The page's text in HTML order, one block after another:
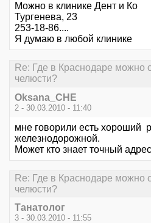
Можно в клинике Дент и Ко
Тургенева, 23
253-18-86....
Я думаю в любой клинике
Re: Где в Краснодаре можно
челюсти?
Oksana_CHE
2 - 30.03.2010 - 11:40
мне говорили есть хороший
железнодорожной.
Может кто знает точный
Re: Где в Краснодаре можно
челюсти?
Танатолог
3 - 30.03.2010 - 11:55